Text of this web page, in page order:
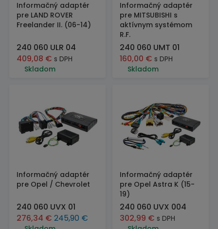
Informačný adaptér
pre LAND ROVER
Freelander II. (06-14)
240 060 ULR 04
409,08 € s DPH
Skladom
Informačný adaptér
pre MITSUBISHI s
aktívnym systémom
R.F.
240 060 UMT 01
160,00 € s DPH
Skladom
Informačný adaptér
pre Opel / Chevrolet
240 060 UVX 01
276,34 € 245,90 €
Informačný adaptér
pre Opel Astra K (15-
19)
240 060 UVX 004
302,99 € s DPH